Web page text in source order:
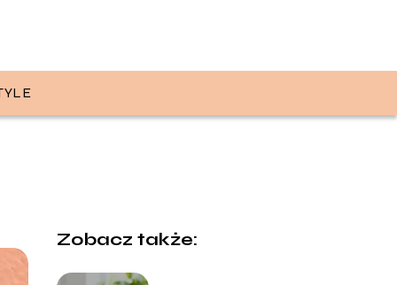
Zobacz także: